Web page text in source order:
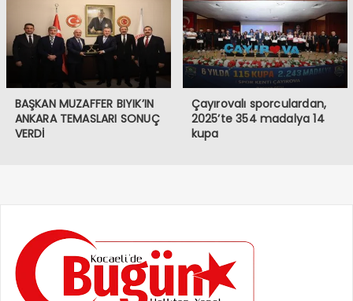
BAŞKAN MUZAFFER BIYIK’IN
ANKARA TEMASLARI SONUÇ
VERDİ
Çayırovalı sporculardan,
2025’te 354 madalya 14
kupa